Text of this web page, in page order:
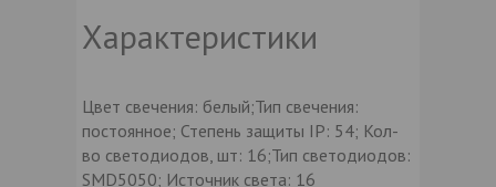
Характеристики
Цвет свечения: белый;Тип свечения:
постоянное; Степень защиты IP: 54; Кол-
во светодиодов, шт: 16;Тип светодиодов:
SMD5050; Источник света: 16